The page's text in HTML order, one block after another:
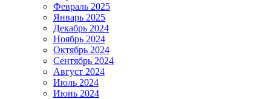
Февраль 2025
Январь 2025
Декабрь 2024
Ноябрь 2024
Октябрь 2024
Сентябрь 2024
Август 2024
Июль 2024
Июнь 2024